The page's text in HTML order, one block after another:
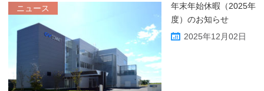
ニュース
年末年始休暇（2025年
度）のお知らせ
2025年12月02日